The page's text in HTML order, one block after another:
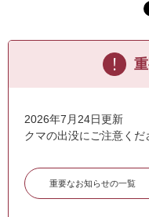
2026年7月24日更新
クマの出没にご注意くだ
重要なお知らせの一覧